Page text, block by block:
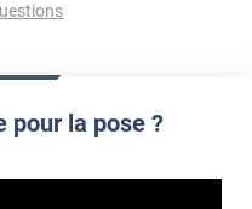
pour la pose ?